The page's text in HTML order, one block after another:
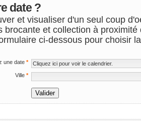
date ?
et visualiser d'un seul coup
brocante et collection à proximité
ci-dessous pour choisir
une date *
Ville *
Valider